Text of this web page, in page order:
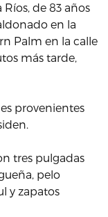
de 83 años
en la
Palm en la calle
más tarde,
provenientes
tres pulgadas
pelo
y zapatos